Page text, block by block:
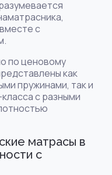
с
по ценовому
как
пружинами, так и
с разными
матрасы в
с